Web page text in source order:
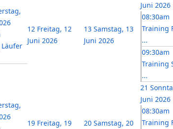
12 Freitag, 12
Juni 2026
13 Samstag, 13
Juni 2026
Juni 2026
08:30am
Training
...
09:30am
Training
...
19 Freitag, 19
20 Samstag, 20
21
Juni 2026
08:30am
Training